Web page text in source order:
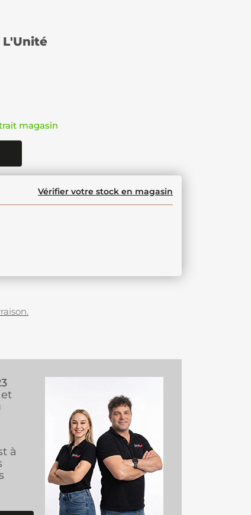
L'Unité
magasin
Vérifier votre stock en magasin
et
à